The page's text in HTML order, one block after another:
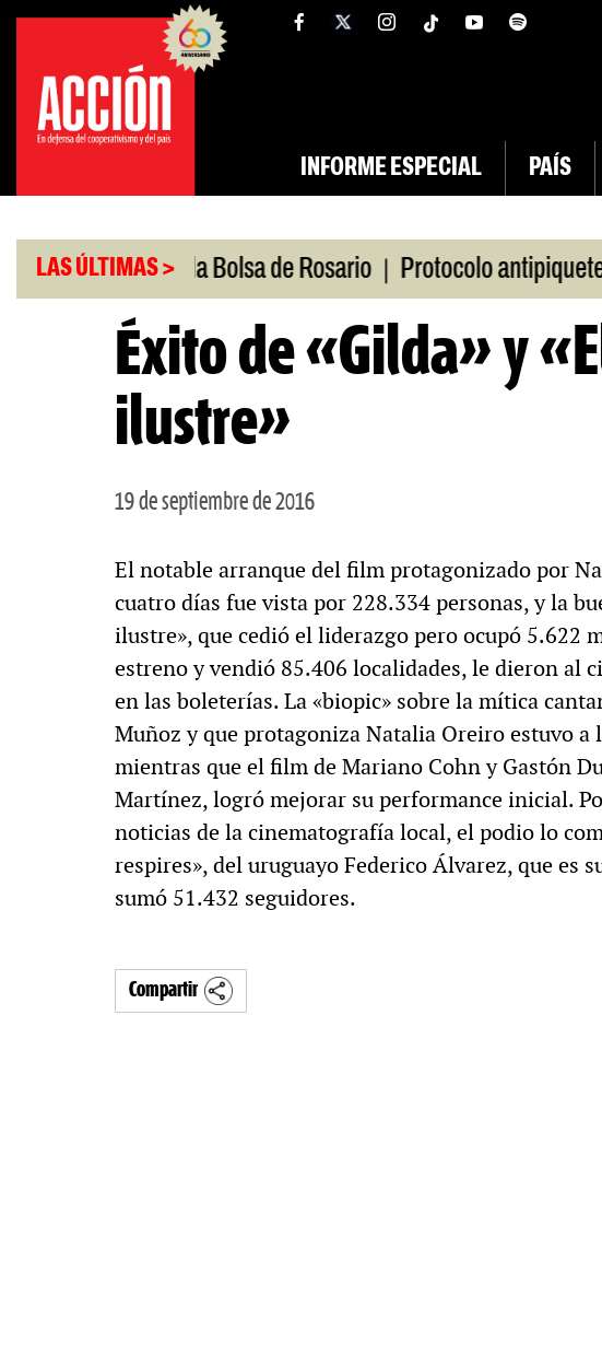
Saltar
contenido
facebooktwitterinstagram
INFORME ESPECIAL PAÍS
LAS ÚLTIMAS >
Caputo en la Bolsa de Rosario | Protocolo antipiquetes |
Éxito de «Gilda» y
ilustre»
19 de septiembre de 2016
El notable arranque del film protagonizado por
cuatro días fue vista por 228.334 personas, y la
ilustre», que cedió el liderazgo pero ocupó 5.622
estreno y vendió 85.406 localidades, le dieron al
en las boleterías. La «biopic» sobre la mítica
Muñoz y que protagoniza Natalia Oreiro estuvo
mientras que el film de Mariano Cohn y Gastón
Martínez, logró mejorar su performance inicial.
noticias de la cinematografía local, el podio lo
respires», del uruguayo Federico Álvarez, que es
sumó 51.432 seguidores.
Compartir